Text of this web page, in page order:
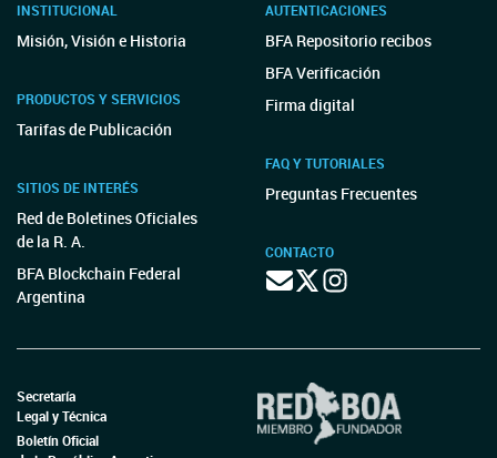
INSTITUCIONAL
Misión, Visión e Historia
PRODUCTOS Y SERVICIOS
Tarifas de Publicación
SITIOS DE INTERÉS
Red de Boletines Oficiales
de la R. A.
BFA Blockchain Federal
Argentina
AUTENTICACIONES
BFA Repositorio recibos
BFA Verificación
Firma digital
FAQ Y TUTORIALES
Preguntas Frecuentes
CONTACTO
Secretaría
Legal y Técnica
Boletín Oficial